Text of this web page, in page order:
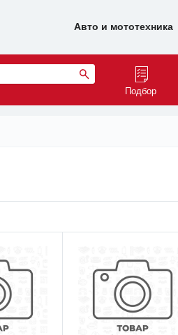
Авто и мототехника
Подбор